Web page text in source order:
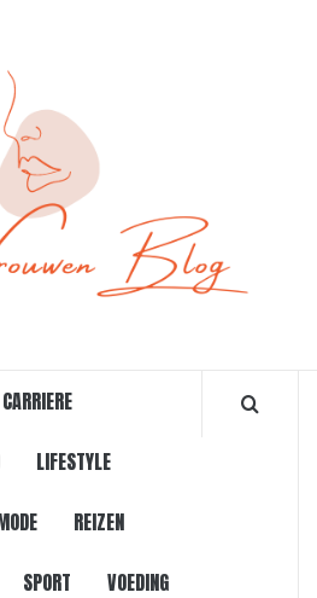
CARRIERE
LIFESTYLE
REIZEN
SPORT VOEDING